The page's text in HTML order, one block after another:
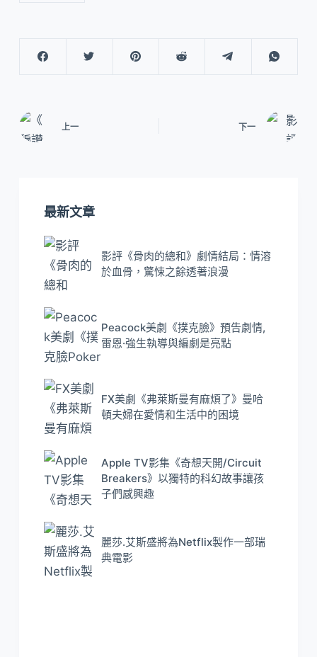
上一 下一
最新文章
影評《骨肉的總和》劇情結局：情溶
於血骨，驚悚之餘透著浪漫
Peacock美劇《撲克臉》預告劇情,
雷恩·強生執導與編劇是亮點
FX美劇《弗萊斯曼有麻煩了》曼哈
頓夫婦在愛情和生活中的困境
Apple TV影集《奇想天開/Circuit
Breakers》以獨特的科幻故事讓孩
子們感興趣
麗莎.艾斯盛將為Netflix製作一部瑞
典電影